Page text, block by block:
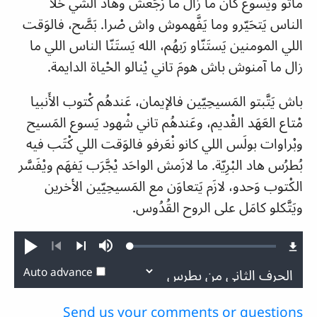
الناس يَتحَيّرو وما يَفَّهموش واش صْرا. بَصَّح، فالوَقت
اللي المومنين يَستَنّاو رَبهُم، الله يَستَنّا الناس اللي ما
زال ما آمنوش باش هومَ تاني يْنالو الحْياة الدايمة.
باش يَتَّبتو المَسيحِيّين فالإيمان، عَندهُم كْتوب الأَنبيا
مْتاع العَهَد القْديم، وعَندهُم تاني شْهود يَسوع المَسيح
وبْراوات بولَس اللي كانو نْعَرفو فالوَقت اللي كْتَب فيه
بُطرُس هاد البْرِيّة. ما لازَمش الواحَد يْجَّرَب يَفهَم ويْفَسَّر
الكْتوب وَحدو، لازَم يَتعاوَن مع المَسيحِيّين الأخرين
ويَتَّكلو كامَل على الروح القُدُوس.
Play
PreviousNext
MuteLoaded:
Auto advance
Send us your comments or questions